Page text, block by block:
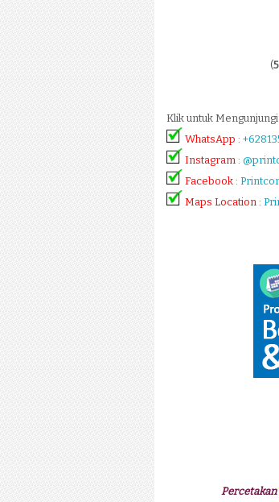
(
Klik untuk Mengunjungi
WhatsApp :
Instagram :
Facebook :
Maps Location :
Percetakan